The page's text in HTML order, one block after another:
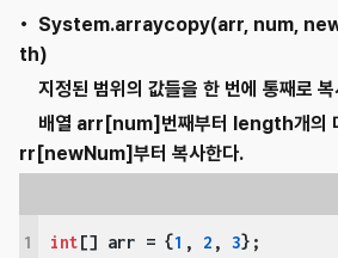
• System.arraycopy(arr, num,
th)
지정된 범위의 값들을 한 번에 통째로 복
배열 arr[num]번째부터 length개의
rr[newNum]부터 복사한다.
1
int[] arr = {1 , 2 , 3